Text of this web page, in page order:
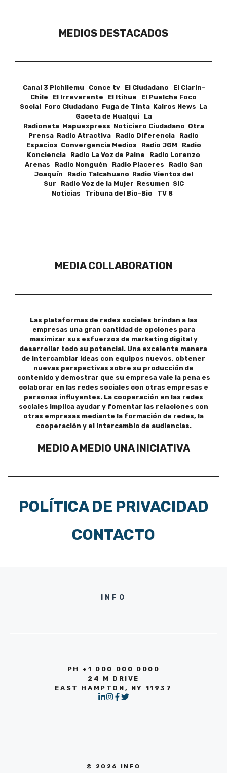
MEDIOS DESTACADOS
Canal 3 Pichilemu Conce tv El Ciudadano El Clarín–
Chile El Irreverente El Itihue El Puelche Foco
Social Foro Ciudadano Fuga de Tinta Kairos News La
Gaceta de Hualqui La
Radioneta Mapuexpress Noticiero Ciudadano Otra
Prensa Radio Atractiva Radio Diferencia Radio
Espacios Convergencia Medios Radio JGM Radio
Konciencia Radio La Voz de Paine Radio Lorenzo
Arenas Radio Nonguén Radio Placeres Radio San
Joaquín Radio Talcahuano Radio Vientos del
Sur Radio Voz de la Mujer Resumen SIC
Noticias Tribuna del Bio-Bio TV 8
MEDIA COLLABORATION
Las plataformas de redes sociales brindan a las
empresas una gran cantidad de opciones para
maximizar sus esfuerzos de marketing digital y
desarrollar todo su potencial. Una excelente manera
de intercambiar ideas con equipos nuevos, obtener
nuevas perspectivas sobre su producción de
contenido y demostrar que su empresa vale la pena es
colaborar en las redes sociales con otras empresas e
personas influyentes. La cooperación en las redes
sociales implica ayudar y fomentar las relaciones con
otras empresas mediante la formación de redes, la
cooperación y el intercambio de audiencias.
MEDIO A MEDIO UNA INICIATIVA
POLÍTICA DE PRIVACIDAD
CONTACTO
INFO
PH +1 000 000 0000
24 M DRIVE
EAST HAMPTON, NY 11937
© 2026 INFO